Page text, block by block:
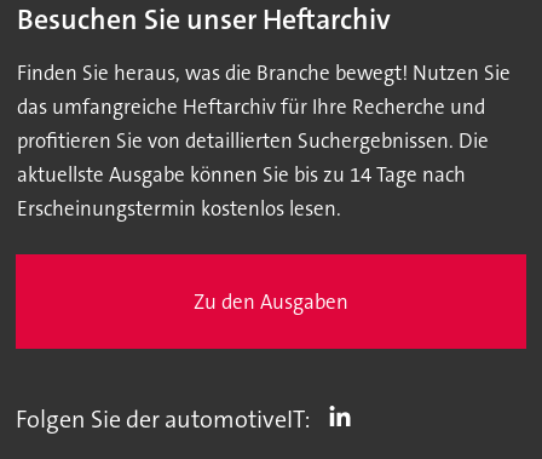
Besuchen Sie unser Heftarchiv
Finden Sie heraus, was die Branche bewegt! Nutzen Sie
das umfangreiche Heftarchiv für Ihre Recherche und
profitieren Sie von detaillierten Suchergebnissen. Die
aktuellste Ausgabe können Sie bis zu 14 Tage nach
Erscheinungstermin kostenlos lesen.
Zu den Ausgaben
Folgen Sie der automotiveIT: